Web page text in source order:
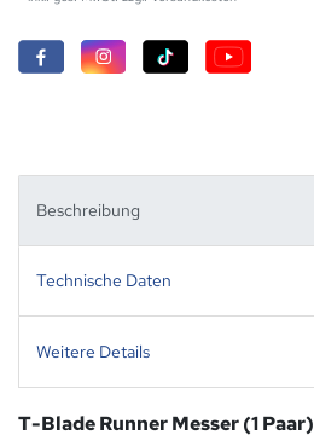
Beschreibung
Technische Daten
Weitere Details
T-Blade Runner Messer (1 Paar)